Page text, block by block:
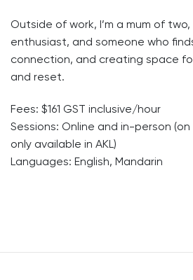
Outside of work, I’m a mum of
enthusiast, and someone who
connection, and creating space
and reset.
Fees: $161 GST inclusive/hour
Sessions: Online and in-person
only available in AKL)
Languages: English, Mandarin